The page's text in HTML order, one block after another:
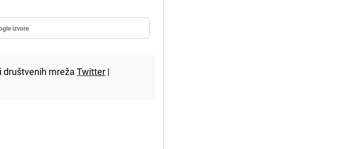
izvore
i društvenih mrežaTwitter |